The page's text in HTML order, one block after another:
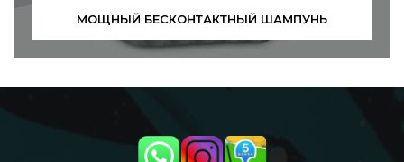
МОЩНЫЙ БЕСКОНТАКТНЫЙ ШАМПУНЬ